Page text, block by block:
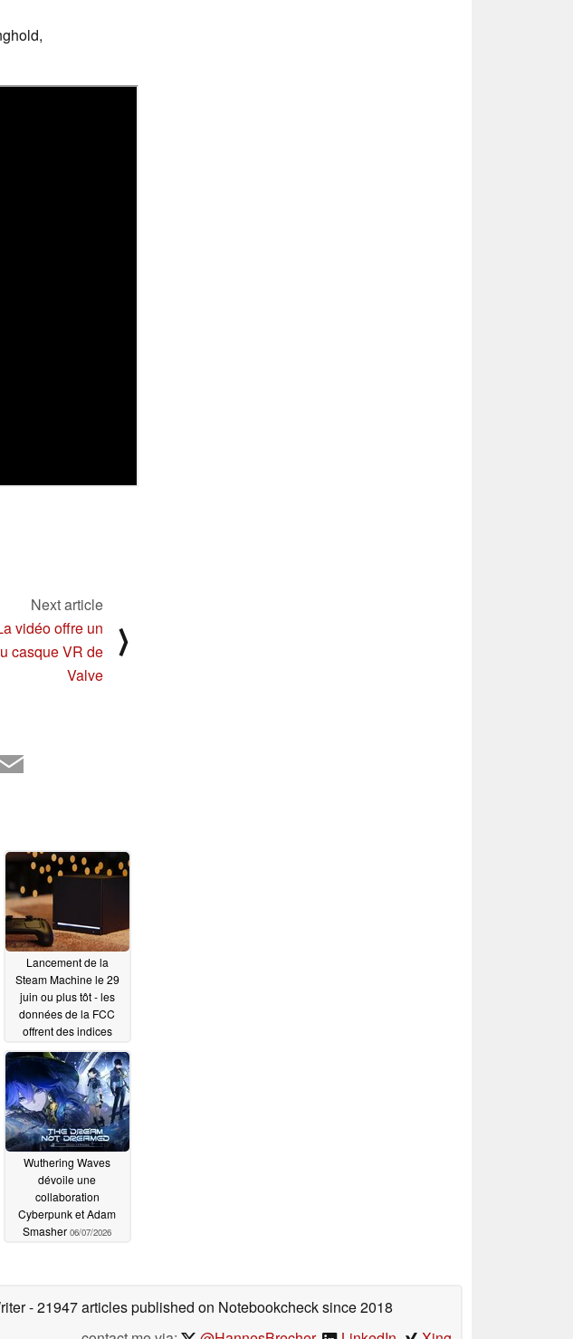
Next article
vidéo offre un
casque VR de
Valve
⟩
Lancement de la
Steam Machine le 29
juin ou plus tôt - les
données de la FCC
offrent des indices
concrets06/09/2026
Wuthering Waves
dévoile une
collaboration
Cyberpunk et Adam
Smasher 06/07/2026
- 21947 articles published on Notebookchecksince 2018